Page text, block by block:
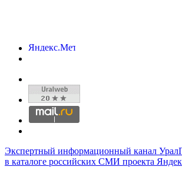
Экспертный информационный канал
в каталоге российских СМИ проекта